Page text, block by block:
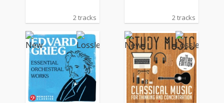
2 tracks 2 tracks